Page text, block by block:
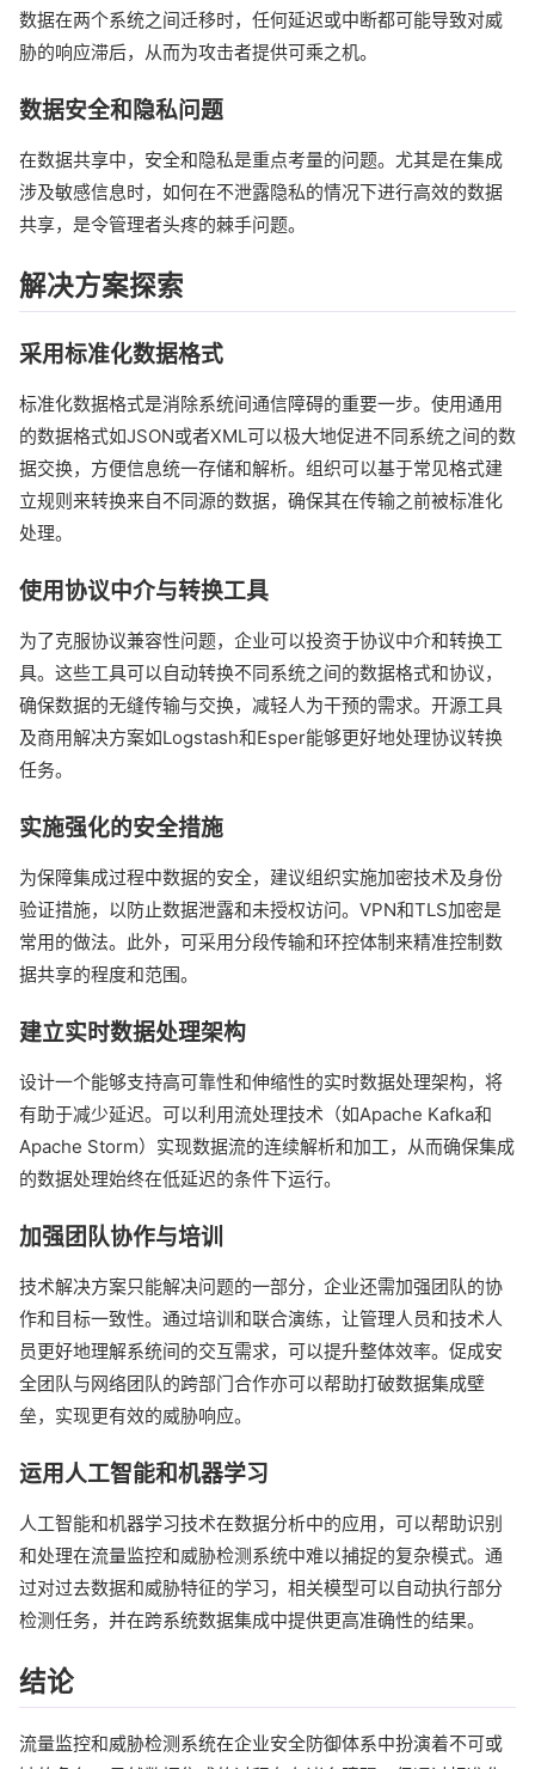
数据在两个系统之间迁移时，任何延迟或中断都可能导致对威
胁的响应滞后，从而为攻击者提供可乘之机。
数据安全和隐私问题
在数据共享中，安全和隐私是重点考量的问题。尤其是在集成
涉及敏感信息时，如何在不泄露隐私的情况下进行高效的数据
共享，是令管理者头疼的棘手问题。
解决方案探索
采用标准化数据格式
标准化数据格式是消除系统间通信障碍的重要一步。使用通用
的数据格式如JSON或者XML可以极大地促进不同系统之间的数
据交换，方便信息统一存储和解析。组织可以基于常见格式建
立规则来转换来自不同源的数据，确保其在传输之前被标准化
处理。
使用协议中介与转换工具
为了克服协议兼容性问题，企业可以投资于协议中介和转换工
具。这些工具可以自动转换不同系统之间的数据格式和协议，
确保数据的无缝传输与交换，减轻人为干预的需求。开源工具
及商用解决方案如Logstash和Esper能够更好地处理协议转换
任务。
实施强化的安全措施
为保障集成过程中数据的安全，建议组织实施加密技术及身份
验证措施，以防止数据泄露和未授权访问。VPN和TLS加密是
常用的做法。此外，可采用分段传输和环控体制来精准控制数
据共享的程度和范围。
建立实时数据处理架构
设计一个能够支持高可靠性和伸缩性的实时数据处理架构，将
有助于减少延迟。可以利用流处理技术（如Apache Kafka和
Apache Storm）实现数据流的连续解析和加工，从而确保集成
的数据处理始终在低延迟的条件下运行。
加强团队协作与培训
技术解决方案只能解决问题的一部分，企业还需加强团队的协
作和目标一致性。通过培训和联合演练，让管理人员和技术人
员更好地理解系统间的交互需求，可以提升整体效率。促成安
全团队与网络团队的跨部门合作亦可以帮助打破数据集成壁
垒，实现更有效的威胁响应。
运用人工智能和机器学习
人工智能和机器学习技术在数据分析中的应用，可以帮助识别
和处理在流量监控和威胁检测系统中难以捕捉的复杂模式。通
过对过去数据和威胁特征的学习，相关模型可以自动执行部分
检测任务，并在跨系统数据集成中提供更高准确性的结果。
结论
流量监控和威胁检测系统在企业安全防御体系中扮演着不可或